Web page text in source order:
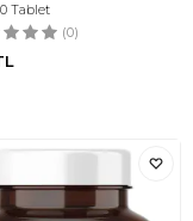
Tablet
(0)